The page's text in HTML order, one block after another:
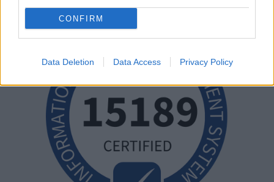
CONFIRM
Data Deletion Data Access Privacy Policy